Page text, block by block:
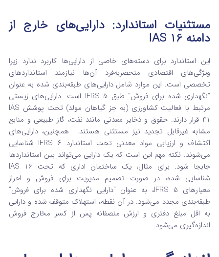
مستثنیات استاندارد: دارایی‌های خارج از
دامنه IAS 16
این استاندارد برای دسته‌های خاصی از دارایی‌ها کاربرد ندارد زیرا
ویژگی‌های اقتصادی منحصربه‌فرد آن‌ها نیازمند استانداردهای
تخصصی است. این موارد شامل دارایی‌های طبقه‌بندی شده به عنوان
“نگهداری شده برای فروش” طبق IFRS 5 است. دارایی‌های زیستی
مرتبط با فعالیت کشاورزی (به جز گیاهان مولد) تحت پوشش IAS
41 قرار دارند. حقوق و ذخایر معدنی مانند نفت، گاز طبیعی و منابع
مشابه غیرقابل تجدید نیز مستثنی هستند.
همچنین، دارایی‌های
اکتشاف و ارزیابی مواد معدنی تحت استاندارد IFRS 6 شناسایی
می‌شوند. نکته مهم این است که یک دارایی می‌تواند بین استانداردها
جابجا شود. برای مثال، یک ساختمان اداری که تحت IAS 16
شناسایی شده، در صورت تصمیم مدیریت برای فروش و احراز
معیارهای IFRS 5، به عنوان “دارایی نگهداری شده برای فروش”
طبقه‌بندی مجدد می‌شود. در آن نقطه، استهلاک متوقف شده و دارایی
به اقل مبلغ دفتری و ارزش منصفانه پس از کسر مخارج فروش
اندازه‌گیری می‌شود.